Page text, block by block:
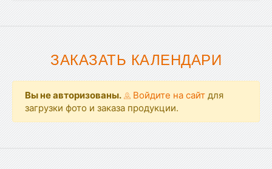
ЗАКАЗАТЬ КАЛЕНДАРИ
Вы не авторизованы. Войдите на сайт для
загрузки фото и заказа продукции.